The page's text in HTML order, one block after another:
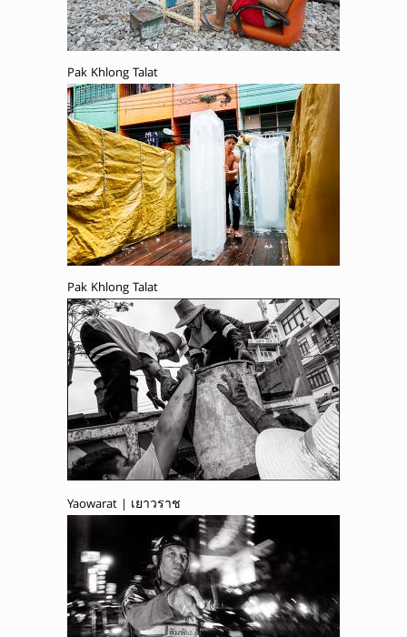
Pak Khlong Talat
Pak Khlong Talat
Yaowarat | เยาวราช